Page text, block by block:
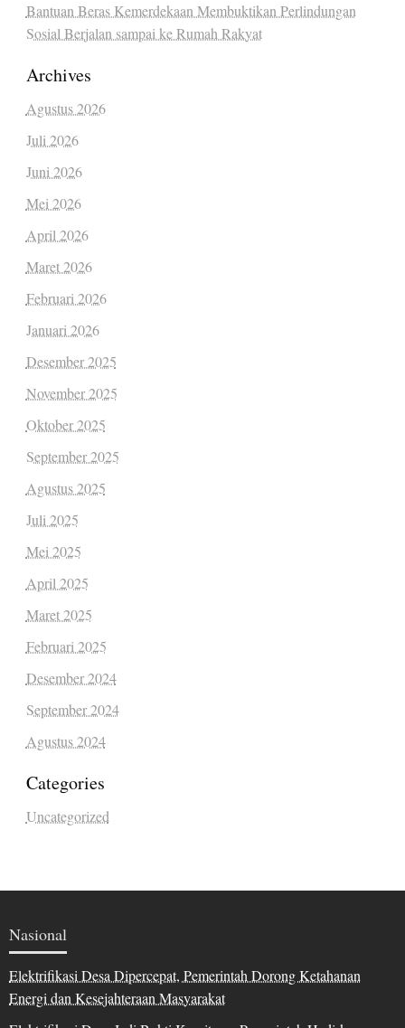
Bantuan Beras Kemerdekaan Membuktikan Perlindungan
Sosial Berjalan sampai ke Rumah Rakyat
Archives
Agustus 2026
Juli 2026
Juni 2026
Mei 2026
April 2026
Maret 2026
Februari 2026
Januari 2026
Desember 2025
November 2025
Oktober 2025
September 2025
Agustus 2025
Juli 2025
Mei 2025
April 2025
Maret 2025
Februari 2025
Desember 2024
September 2024
Agustus 2024
Categories
Uncategorized
Nasional
Elektrifikasi Desa Dipercepat, Pemerintah Dorong Ketahanan
Energi dan Kesejahteraan Masyarakat